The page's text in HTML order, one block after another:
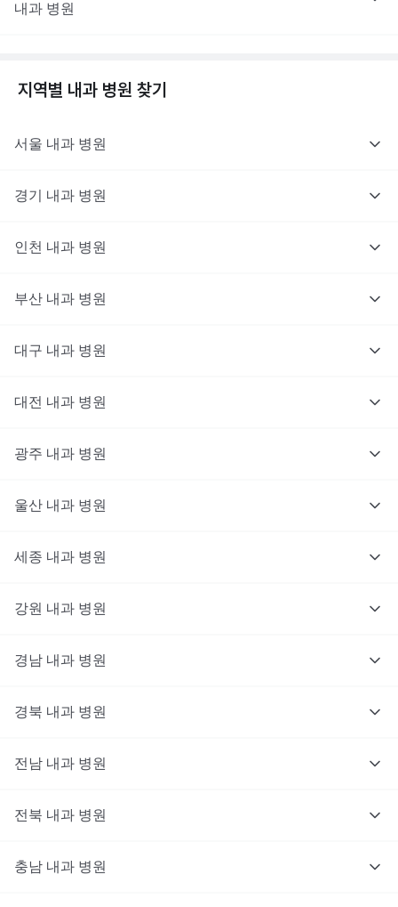
내과 병원
지역별 내과 병원 찾기
서울 내과 병원
경기 내과 병원
인천 내과 병원
부산 내과 병원
대구 내과 병원
대전 내과 병원
광주 내과 병원
울산 내과 병원
세종 내과 병원
강원 내과 병원
경남 내과 병원
경북 내과 병원
전남 내과 병원
전북 내과 병원
충남 내과 병원
대기없이 진료를 받고 싶으신가요?